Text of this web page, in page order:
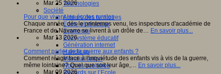
Technologies
Société
Acteurs des territoires
Ecole et structure
Economie
Ecosystème éducatif
Génération internet
Handicap
Mondialisation
Normes scolaires
Regards sur l’Ecole
Mar 25 2026
Pour que vivent les écoles rurales
Chaque année, dès le printemps venu, les inspecteurs d'académie de
France et de Navarre se livrent à un drôle de… En savoir plus...
Mar 13 2026
Comment parler de la guerre aux enfants ?
Comment réagir face à l'inquiétude des enfants vis à vis de la guerre,
même lointaine? Quel que soit leur âge,… En savoir plus...
Mar 09 2026